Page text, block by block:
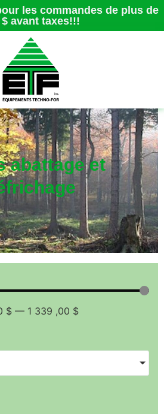
les commandes de plus de
$ avant taxes!!!
abattage et
$— 1 339 ,00 $